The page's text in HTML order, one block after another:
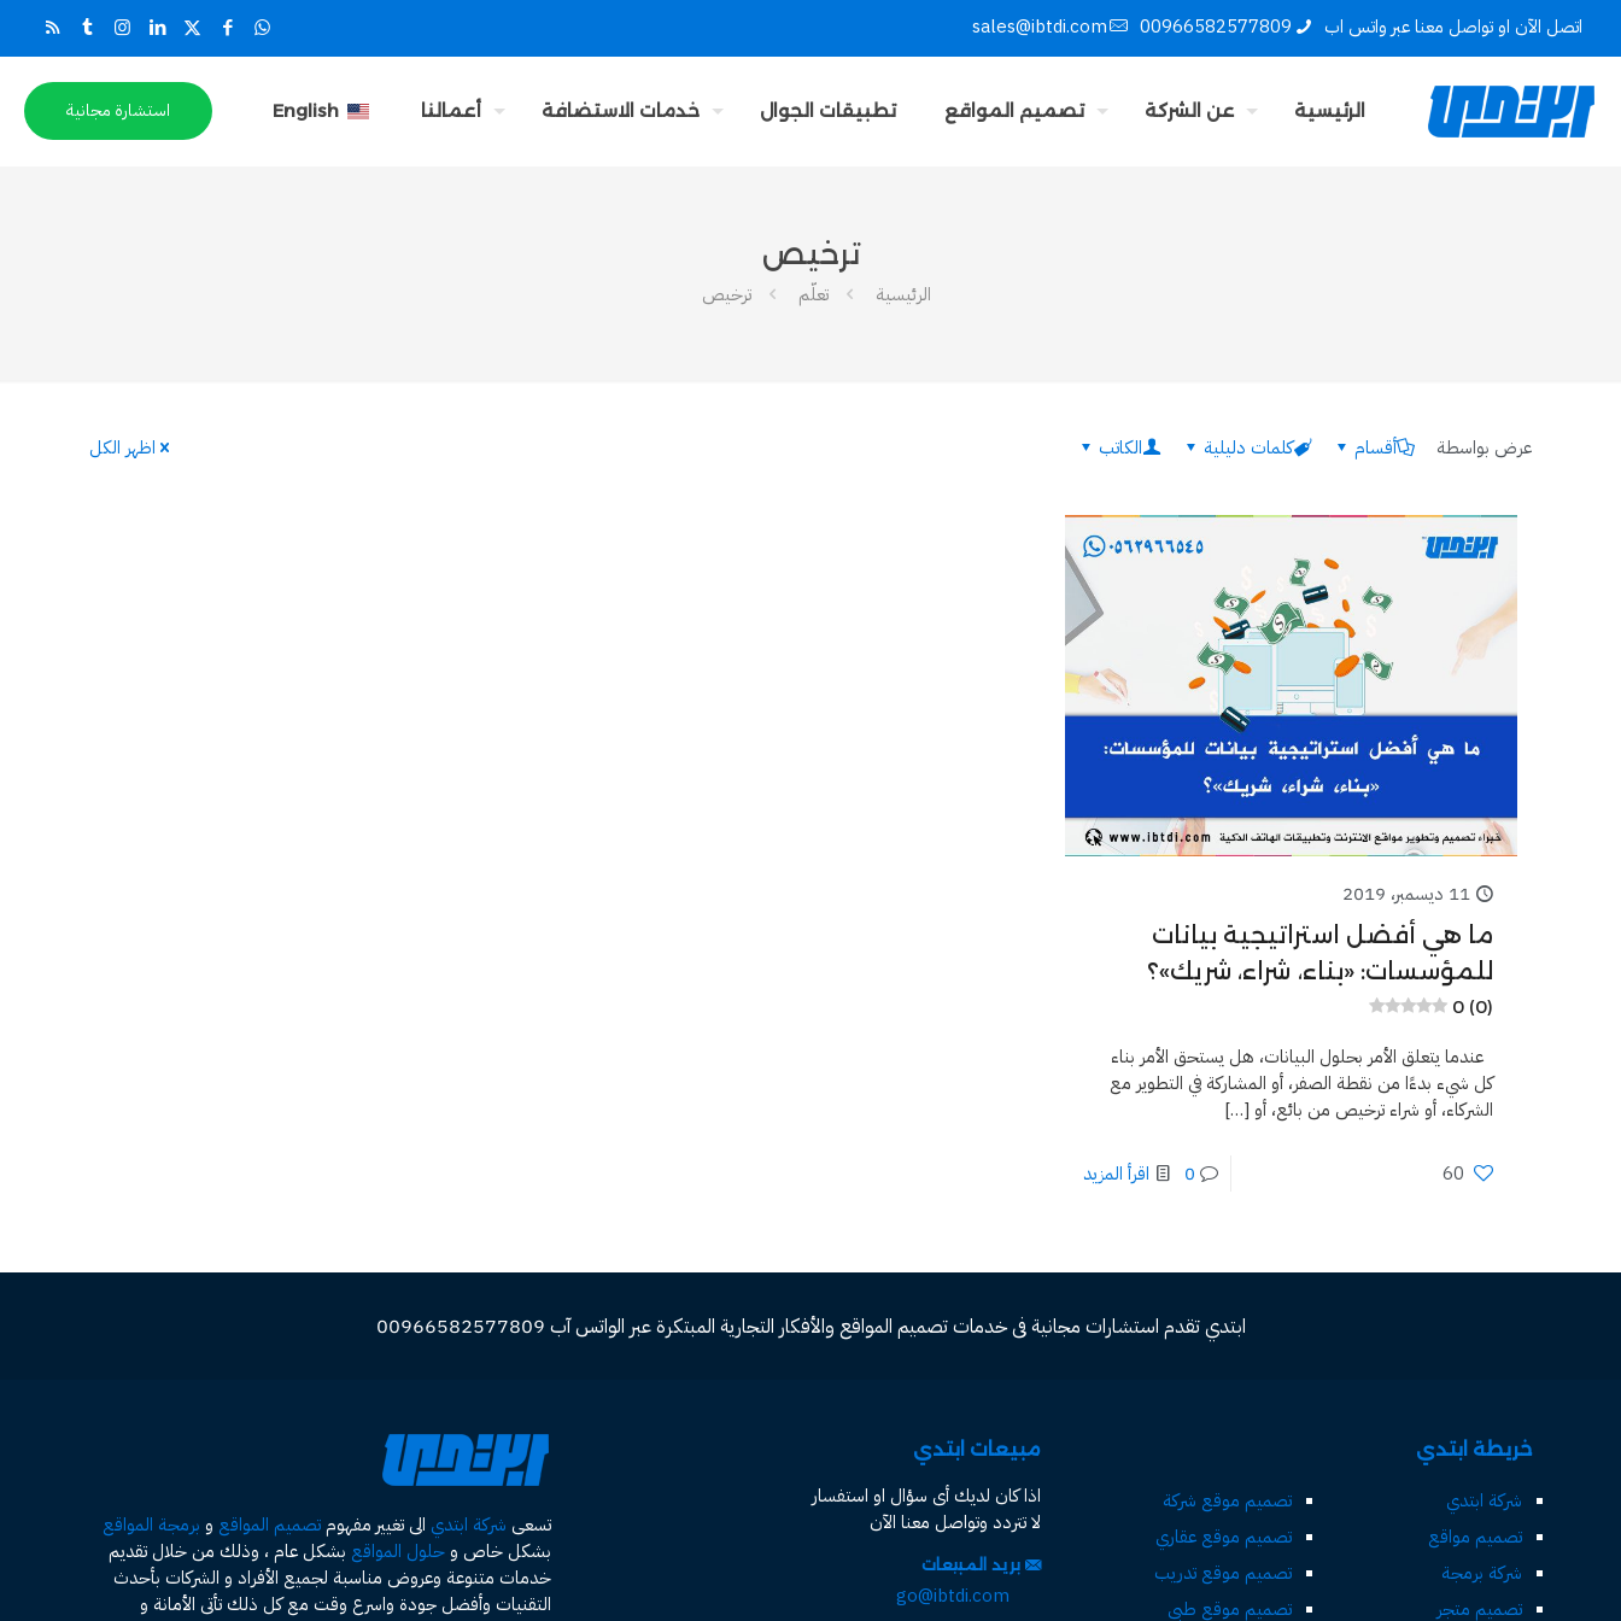
اتصل الآن او تواصل معنا عبر واتس اب 00966582577809
sales@ibtdi.com
الرئيسية عن الشركة تصميم المواقع تطبيقات الجوال خدمات الاستضافة أعمالنا English استشارة مجانية
ترخيص
الرئيسية تعلّم ترخيص
عرض بواسطة أقسام كلمات دليلية الكاتب اظهر الكل
11 ديسمبر، 2019
ما هي أفضل استراتيجية بيانات
للمؤسسات: «بناء، شراء، شريك»؟
0 (0)
عندما يتعلق الأمر بحلول البيانات، هل يستحق الأمر بناء
كل شيء بدءًا من نقطة الصفر، أو المشاركة في التطوير مع
الشركاء، أو شراء ترخيص من بائع، أو […]
60
0 اقرأ المزيد
ابتدي تقدم استشارات مجانية فى خدمات تصميم المواقع والأفكار التجارية المبتكرة عبر الواتس آب 00966582577809
خريطة ابتدي
شركة ابتدي
تصميم مواقع
شركة برمجة
تصميم متجر
تصميم موقع شركة
تصميم موقع عقاري
تصميم موقع تدريب
تصميم موقع طبي
مبيعات ابتدي
اذا كان لديك أى سؤال او استفسار
لا تتردد وتواصل معنا الآن
بريد المبيعات
go@ibtdi.com
تسعى شركة ابتدي الى تغيير مفهومتصميم المواقع و برمجة المواقع
بشكل خاص وحلول المواقع بشكل عام ، وذلك من خلال تقديم
خدمات متنوعة وعروض مناسبة لجميع الأفراد و الشركات بأحدث
التقنيات وأفضل جودة واسرع وقت مع كل ذلك تأتى الأمانة و